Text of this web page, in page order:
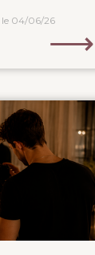
le 04/06/26
⟶